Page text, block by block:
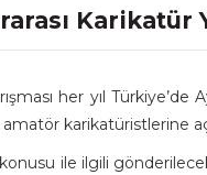
Karikatür
her yıl
karikatüristlerine
konusu ile ilgili